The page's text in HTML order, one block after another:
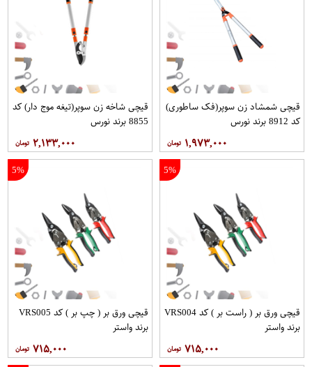
قیچی شمشاد زن سوپر(فک ساطوری)
کد 8912 برند نورس
۱,۹۷۳,۰۰۰
قیچی شاخه زن سوپر(تیغه موج دار) کد
8855 برند نورس
۲,۱۳۳,۰۰۰
5%
قیچی ورق بر ( راست بر ) کد VRS004
برند واستر
۷۱۵,۰۰۰
5%
قیچی ورق بر ( چپ بر ) کد VRS005
برند واستر
۷۱۵,۰۰۰